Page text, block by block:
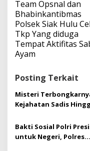
a
v
i
g
a
s
i
o
Team Opsnal dan
Bhabinkantibmas
Polsek Siak Hulu
Tkp Yang diduga
Tempat Aktifitas
Ayam
Posting Terkait
Misteri
Kejahatan Sadis
Bakti Sosial Polri
untuk Negeri, Polres